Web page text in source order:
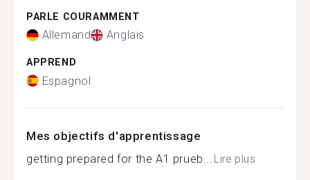
PARLE COURAMMENT
Allemand Anglais
APPREND
Espagnol
Mes objectifs d'apprentissage
getting prepared for the A1 prueb... Lire plus